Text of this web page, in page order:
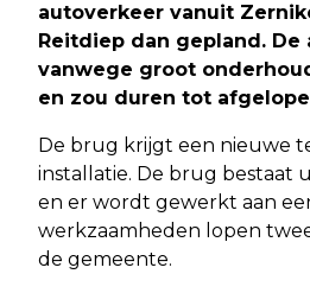
autoverkeer vanuit
Reitdiep dan gepland. De
vanwege groot
en zou duren tot
De brug krijgt een nieuwe
installatie. De brug bestaat
en er wordt gewerkt aan
werkzaamheden lopen
de gemeente.